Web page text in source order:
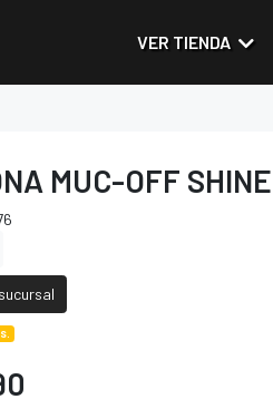
VER TIENDA
MUC-OFF